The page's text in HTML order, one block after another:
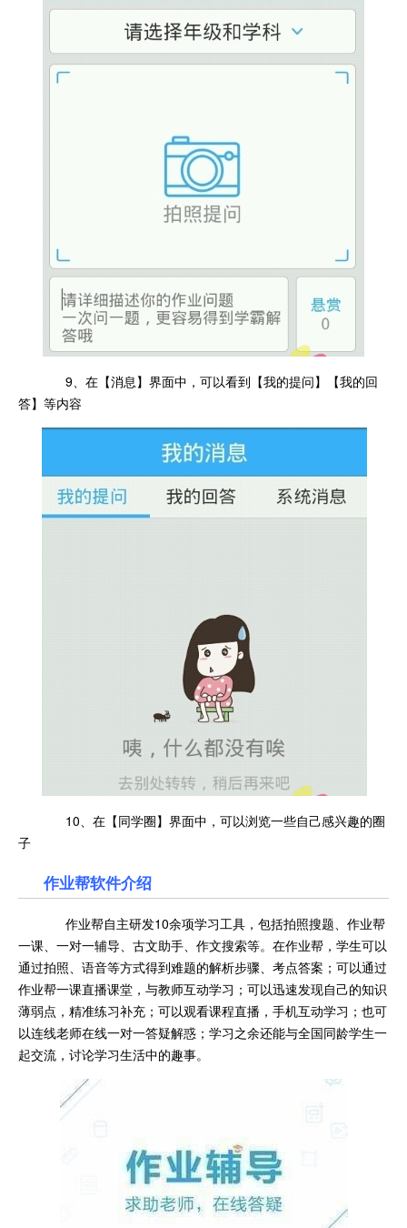
9、在【消息】界面中，可以看到【我的提问】【我的回
答】等内容
10、在【同学圈】界面中，可以浏览一些自己感兴趣的圈
子
作业帮软件介绍
作业帮自主研发10余项学习工具，包括拍照搜题、作业帮
一课、一对一辅导、古文助手、作文搜索等。在作业帮，学生可以
通过拍照、语音等方式得到难题的解析步骤、考点答案；可以通过
作业帮一课直播课堂，与教师互动学习；可以迅速发现自己的知识
薄弱点，精准练习补充；可以观看课程直播，手机互动学习；也可
以连线老师在线一对一答疑解惑；学习之余还能与全国同龄学生一
起交流，讨论学习生活中的趣事。